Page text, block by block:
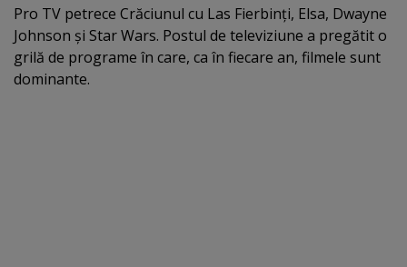
Pro TV petrece Crăciunul cu Las Fierbinţi, Elsa, Dwayne
Johnson şi Star Wars. Postul de televiziune a pregătit o
grilă de programe în care, ca în fiecare an, filmele sunt
dominante.